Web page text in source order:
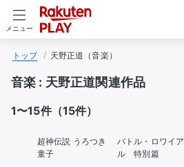
メニュー
トップ 天野正道（音楽）
音楽 : 天野正道関連作品
1〜15件（15件）
超神伝説 うろつき
童子
バトル・ロワイア
ル 特別篇